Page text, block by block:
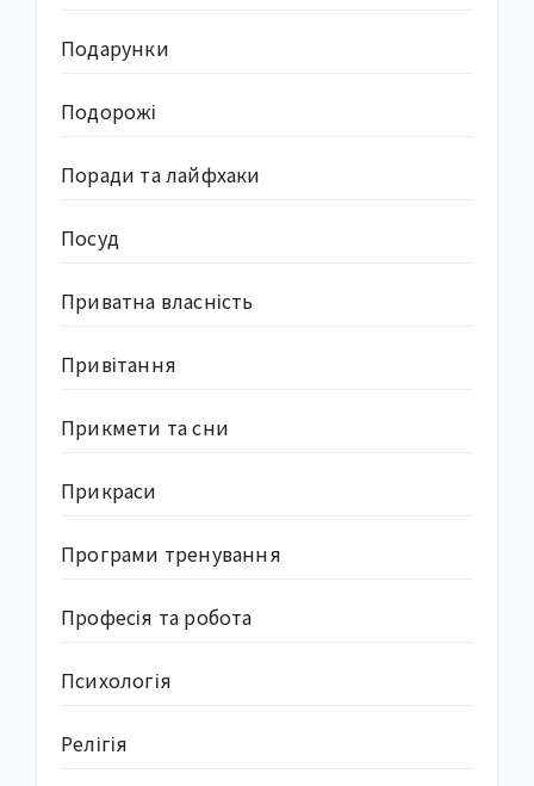
Подарунки
Подорожі
Поради та лайфхаки
Посуд
Приватна власність
Привітання
Прикмети та сни
Прикраси
Програми тренування
Професія та робота
Психологія
Релігія